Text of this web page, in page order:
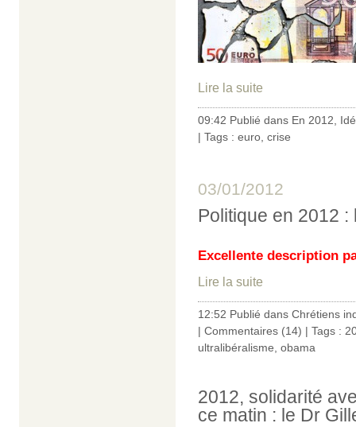
Lire la suite
09:42 Publié dans En 2012,
| Tags : euro, crise
03/01/2012
Politique en 2012
Excellente description
Lire la suite
12:52 Publié dans Chrétiens
| Commentaires (14) | Tags :
ultralibéralisme, obama
2012, solidarité
ce matin : le Dr